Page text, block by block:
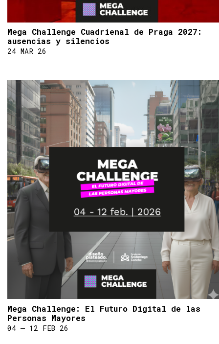
Mega Challenge Cuadrienal de Praga 2027:
ausencias y silencios
24 MAR 26
Mega Challenge: El Futuro Digital de las
Personas Mayores
04 ― 12 FEB 26